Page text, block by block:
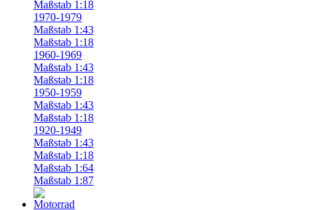
Maßstab 1:18
1970-1979
Maßstab 1:43
Maßstab 1:18
1960-1969
Maßstab 1:43
Maßstab 1:18
1950-1959
Maßstab 1:43
Maßstab 1:18
1920-1949
Maßstab 1:43
Maßstab 1:18
Maßstab 1:64
Maßstab 1:87